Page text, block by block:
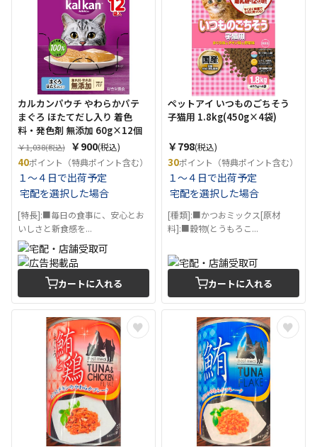
カルカンパウチ やわらかパテ
まぐろ ほたてだし入り 着色
料・発色剤 無添加 60g×12個
￥1,038(税込) ￥900(税込)
40ポイント（特典ポイント含む）
１～４日で出荷予定
宅配を選択した場合
[特長]:■毎日の食事に、安心とお
いしさと新食感を...
カートに入れる
ペットアイ いつものごちそう
子猫用 1.8kg(450g×4袋)
￥798(税込)
30ポイント（特典ポイント含む）
１～４日で出荷予定
宅配を選択した場合
[種類]:■かつおミックス[原材
料]:■穀物(とうもろこ...
カートに入れる